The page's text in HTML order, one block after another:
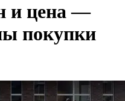
и цена —
покупки